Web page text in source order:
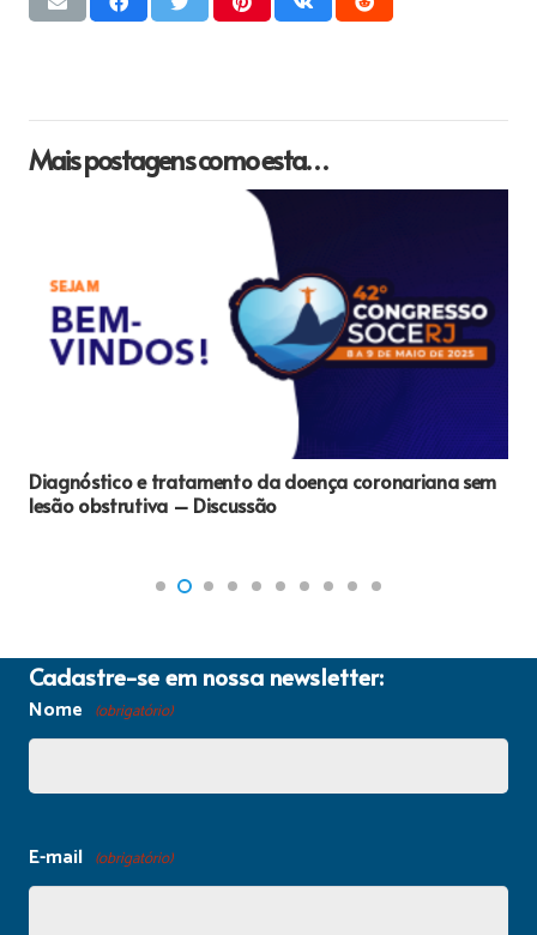
Mais postagens como esta…
Diagnóstico e tratamento da doença coronariana sem
lesão obstrutiva – Discussão
Cadastre-se em nossa newsletter:
Nome (obrigatório)
E-mail (obrigatório)